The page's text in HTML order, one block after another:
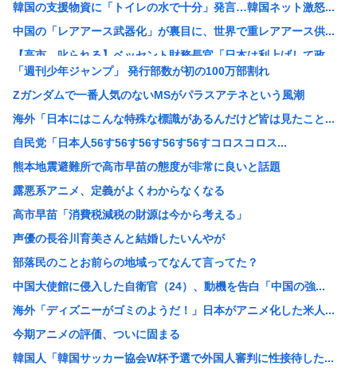
韓国の支援物資に「トイレの水で十分」発言…韓国ネット激怒...
中国の「レアアース武器化」が裏目に、世界で重レアアース供...
【高市、叱られる】ベッセント財務長官「日本は利上げして政...
【速報】 毎日新聞のベテラン記者を逮捕 包丁で夫を脅した...
鬼って船で難破した白人なんじゃないの？
元々は日本人が殴りかかっていったんだろ…
お前らが性欲のせいでやってしまったキチゲェ行為あげてけ
数学者「AIで数学の未解決問題解いたわ」女性「お前の証明...
【朗報】アラブ、秋田県に2兆円の投資www
【画像】整形でめっちゃ成功して可愛くなった女www 【P...
【朗報】日産e-power、無給油で1980km走行しギ...
【画像】村重杏奈さん(30)のおっ◯いがコチラ
【画像あり】おまいら、この中からロシア美女を選んでしまう...
【悲報】立ちんぼJK、カメラで撮られて発狂
「ビールと水を交互に飲まないと倒れるグラス」発売 適正飲...
エース級の財務官僚・一松旬氏が“異例転出”へ 官邸幹部「...
「週刊少年ジャンプ」 発行部数が初の100万部割れ
Zガンダムで一番人気のないMSがパラスアテネという風潮
海外「日本にはこんな特殊な標識があるんだけど皆は見たこと...
自民党「日本人56す56す56す56す56すコロスコロス...
熊本地震避難所で高市早苗の態度が非常に良いと話題
露悪系アニメ、定義がよくわからなくなる
高市早苗「消費税減税の財源は今から考える」
声優の長谷川育美さんと結婚したいんやが
部落民のことお前らの地域ってなんて言ってた？
中国大使館に侵入した自衛官（24）、動機を告白「中国の強...
海外「ディズニーがゴミのようだ！」日本がアニメ化した米人...
今期アニメの評価、ついに固まる
韓国人「韓国サッカー協会W杯予選で外国人審判に性接待した...